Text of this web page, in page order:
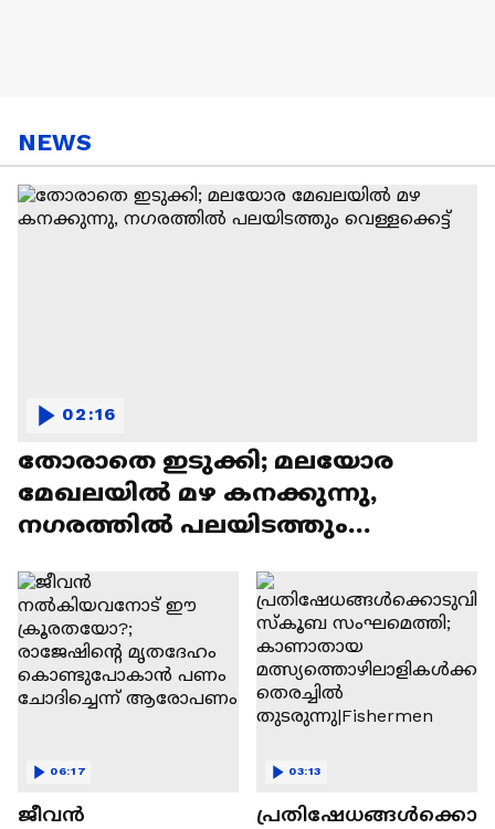
NEWS
തോരാതെ ഇടുക്കി; മലയോര
മേഖലയിൽ മഴ കനക്കുന്നു,
നഗരത്തിൽ പലയിടത്തും
02:16
ജീവൻ
06:17
പ്രതിഷേധങ്ങൾക്കൊ
03:13